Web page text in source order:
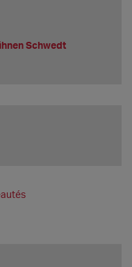
Schwedt